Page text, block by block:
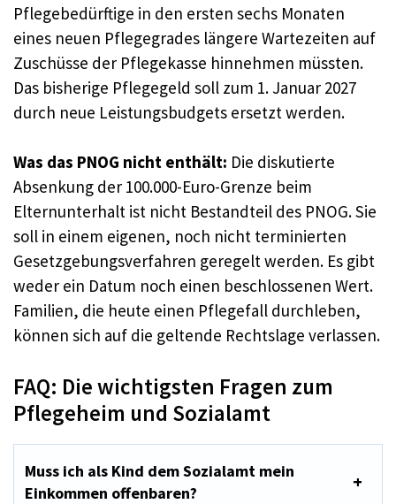
Pflegebedürftige in den ersten sechs Monaten
eines neuen Pflegegrades längere Wartezeiten auf
Zuschüsse der Pflegekasse hinnehmen müssten.
Das bisherige Pflegegeld soll zum 1. Januar 2027
durch neue Leistungsbudgets ersetzt werden.
Was das PNOG nicht enthält: Die diskutierte
Absenkung der 100.000-Euro-Grenze beim
Elternunterhalt ist nicht Bestandteil des PNOG. Sie
soll in einem eigenen, noch nicht terminierten
Gesetzgebungsverfahren geregelt werden. Es gibt
weder ein Datum noch einen beschlossenen Wert.
Familien, die heute einen Pflegefall durchleben,
können sich auf die geltende Rechtslage verlassen.
FAQ: Die wichtigsten Fragen zum
Pflegeheim und Sozialamt
Muss ich als Kind dem Sozialamt mein
Einkommen offenbaren?